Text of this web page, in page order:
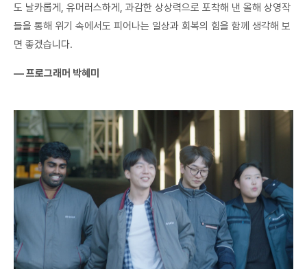
도 날카롭게, 유머러스하게, 과감한 상상력으로 포착해 낸 올해 상영작
들을 통해 위기 속에서도 피어나는 일상과 회복의 힘을 함께 생각해 보
면 좋겠습니다.
― 프로그래머 박혜미